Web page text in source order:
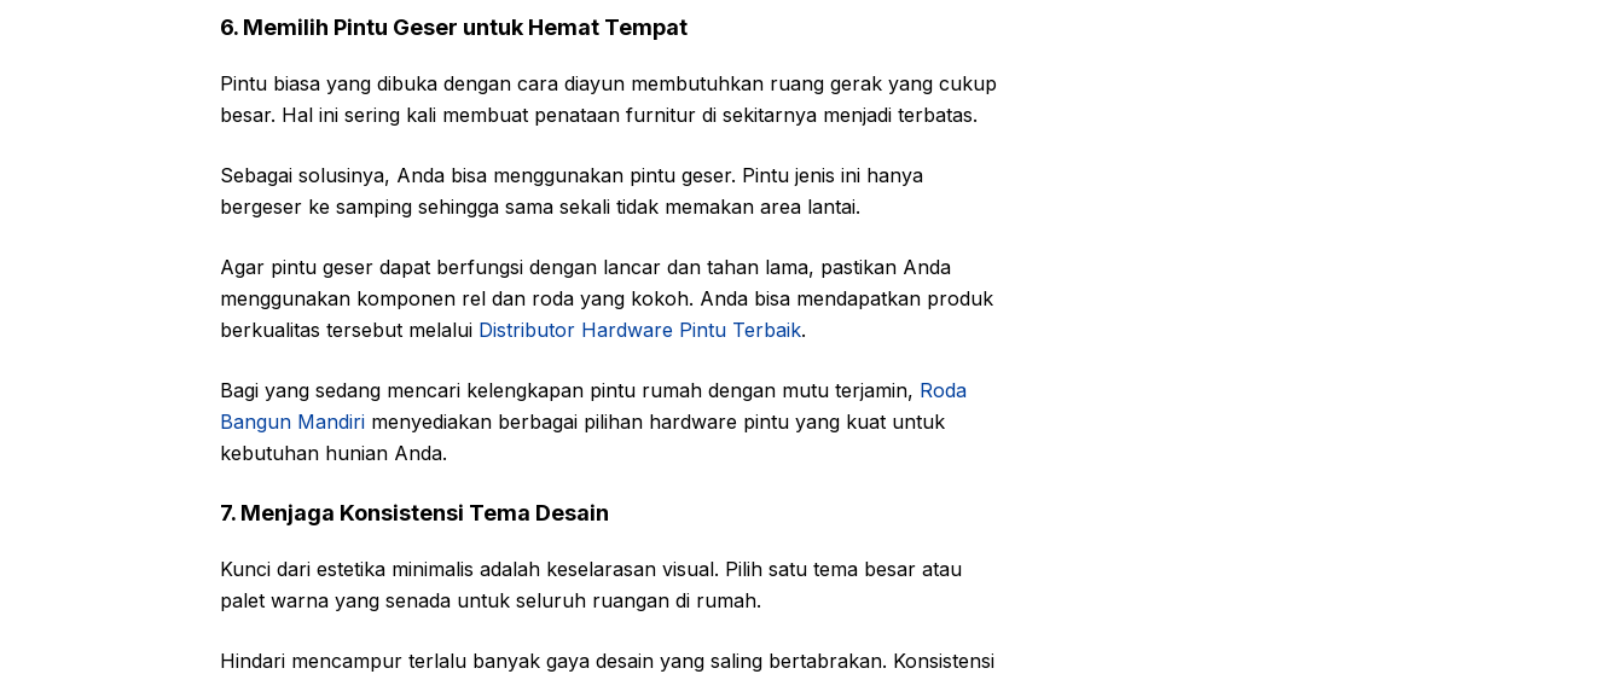
6. Memilih Pintu Geser untuk Hemat Tempat
Pintu biasa yang dibuka dengan cara diayun membutuhkan ruang gerak yang cukup
besar. Hal ini sering kali membuat penataan furnitur di sekitarnya menjadi terbatas.
Sebagai solusinya, Anda bisa menggunakan pintu geser. Pintu jenis ini hanya
bergeser ke samping sehingga sama sekali tidak memakan area lantai.
Agar pintu geser dapat berfungsi dengan lancar dan tahan lama, pastikan Anda
menggunakan komponen rel dan roda yang kokoh. Anda bisa mendapatkan produk
berkualitas tersebut melalui Distributor Hardware Pintu Terbaik.
Bagi yang sedang mencari kelengkapan pintu rumah dengan mutu terjamin, Roda
Bangun Mandiri menyediakan berbagai pilihan hardware pintu yang kuat untuk
kebutuhan hunian Anda.
7. Menjaga Konsistensi Tema Desain
Kunci dari estetika minimalis adalah keselarasan visual. Pilih satu tema besar atau
palet warna yang senada untuk seluruh ruangan di rumah.
Hindari mencampur terlalu banyak gaya desain yang saling bertabrakan. Konsistensi